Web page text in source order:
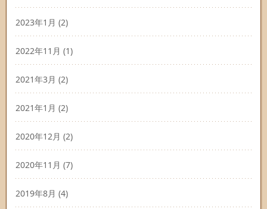
2023年1月 (2)
2022年11月 (1)
2021年3月 (2)
2021年1月 (2)
2020年12月 (2)
2020年11月 (7)
2019年8月 (4)